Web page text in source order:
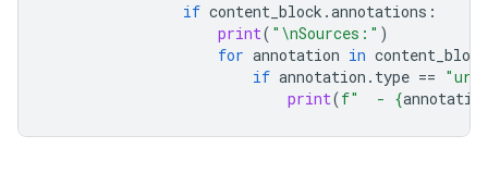
if content_block .annotations :
print( " \nSources:" )
for annotation in content_block
if annotation . type ==
print(f"  - {